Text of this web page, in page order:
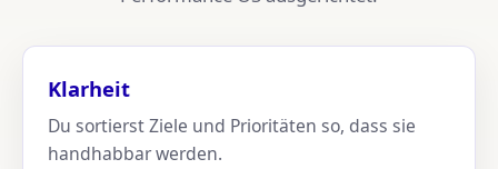
Klarheit
Du sortierst Ziele und Prioritäten so, dass sie
handhabbar werden.